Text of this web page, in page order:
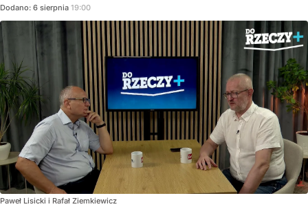
Dodano: 6 sierpnia 19:00
Paweł Lisicki i Rafał Ziemkiewicz